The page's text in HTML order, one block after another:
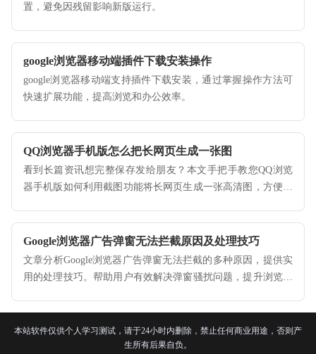
置，避免因残留影响新版运行。
google浏览器移动端插件下载安装操作
google浏览器移动端支持插件下载安装，通过掌握操作方法可
快速扩展功能，提高浏览和办公效率。
QQ浏览器手机版怎么把长网页生成一张图
看到长篇资讯想完整保存发给朋友？本文手把手教您QQ浏览
器手机版如何利用截图功能将长网页生成一张高清图，方便您
Google浏览器广告弹窗无法拦截原因及处理技巧
文章分析Google浏览器广告弹窗无法拦截的多种原因，提供实
用的处理技巧。帮助用户有效解决弹窗骚扰问题，提升浏览体
本站软件仅供个人学习测试，请于24小时内删除，禁止任何商业用途，否则产
生所有后果自负。